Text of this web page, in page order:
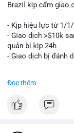
Brazil kịp cấm giao
- Kịp hiệu lực từ 1/
- Giao dịch >$10k
quản bị kịp 24h
- Giao dịch bị đánh
Đọc thêm